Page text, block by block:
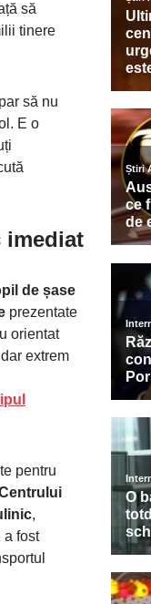
să
tinere
să nu
E o
imediat
de șase
prezentate
orientat
extrem
pentru
,
a fost